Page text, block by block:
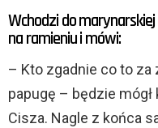
OSTATNIE
TREŚCI
Wchodzi do
na ramieniu i mówi:
– Kto zgadnie co to
papugę – będzie
Cisza. Nagle z końca